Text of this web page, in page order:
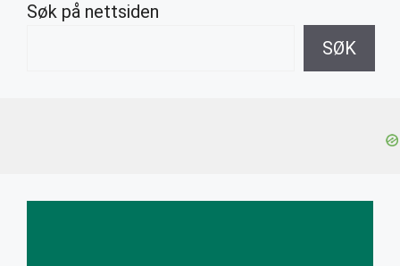
Søk på nettsiden
SØK